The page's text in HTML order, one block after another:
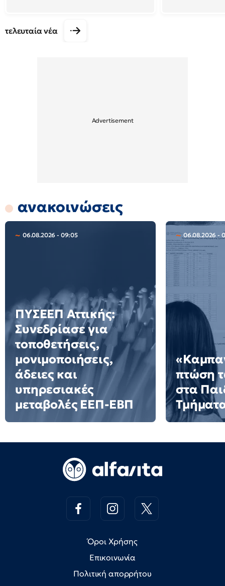
τελευταία νέα
ανακοινώσεις
06.08.2026 - 09:05
ΠΥΣΕΕΠ Αττικής:
Συνεδρίασε για
τοποθετήσεις,
μονιμοποιήσεις,
άδειες και
υπηρεσιακές
μεταβολές ΕΕΠ-ΕΒΠ
06.08.2026 -
πτώση
στα
Όροι Χρήσης
Επικοινωνία
Πολιτική απορρήτου